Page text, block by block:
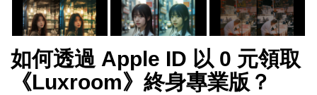
如何透過 App le ID 以 0 元領取
《Luxroom》終身專業版？